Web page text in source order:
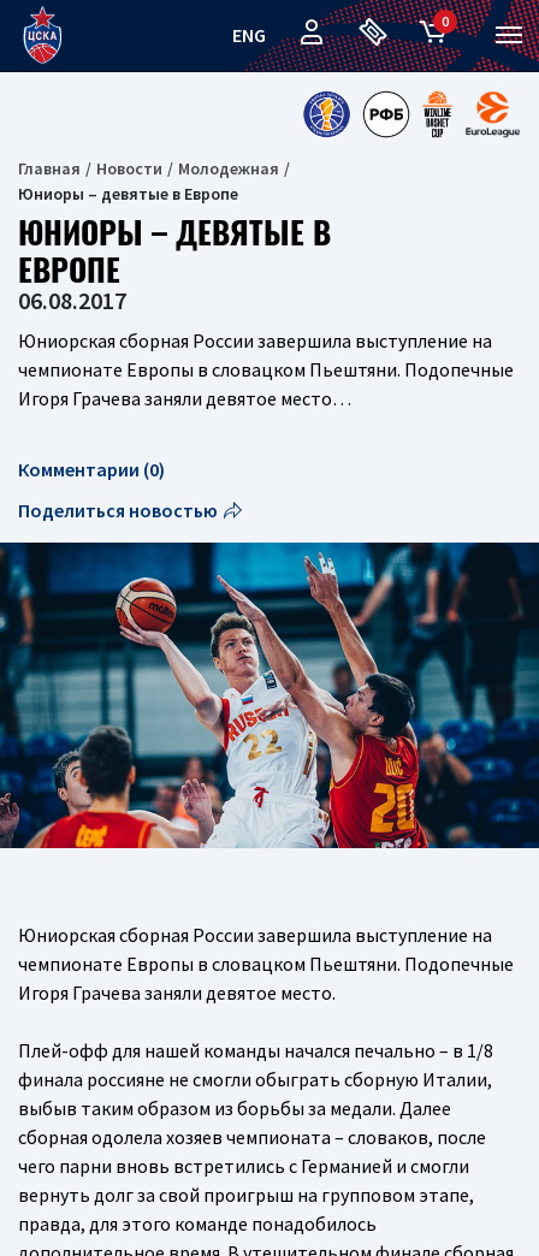
ENG
0
Главная Новости
Молодежная
Юниоры – девятые в Европе
ЮНИОРЫ – ДЕВЯТЫЕ В
ЕВРОПЕ
06.08.2017
Юниорская сборная России завершила выступление на
чемпионате Европы в словацком Пьештяни. Подопечные
Игоря Грачева заняли девятое место…
Комментарии (0)
Поделиться новостью
Юниорская сборная России завершила выступление на
чемпионате Европы в словацком Пьештяни. Подопечные
Игоря Грачева заняли девятое место.
Плей-офф для нашей команды начался печально – в 1/8
финала россияне не смогли обыграть сборную Италии,
выбыв таким образом из борьбы за медали. Далее
сборная одолела хозяев чемпионата – словаков, после
чего парни вновь встретились с Германией и смогли
вернуть долг за свой проигрыш на групповом этапе,
правда, для этого команде понадобилось